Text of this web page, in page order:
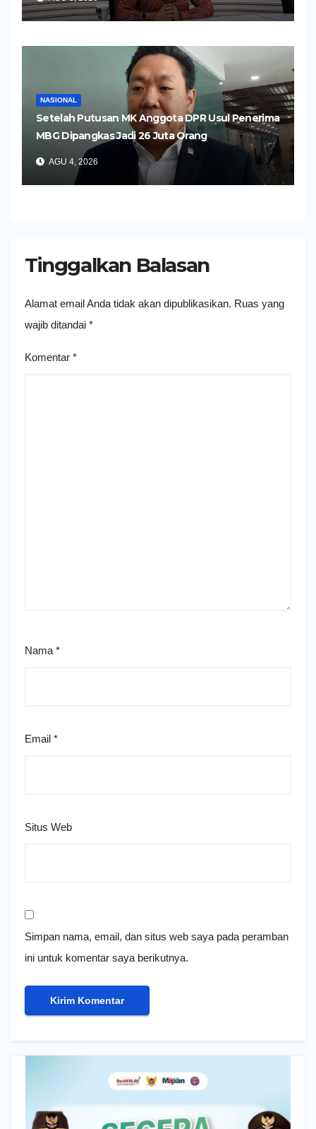
NASIONAL
Setelah Putusan MK Anggota DPR Usul Penerima
MBG Dipangkas Jadi 26 Juta Orang
AGU 4, 2026
Tinggalkan Balasan
Alamat email Anda tidak akan dipublikasikan. Ruas yang
wajib ditandai *
Komentar *
Nama *
Email *
Situs Web
Simpan nama, email, dan situs web saya pada peramban
ini untuk komentar saya berikutnya.